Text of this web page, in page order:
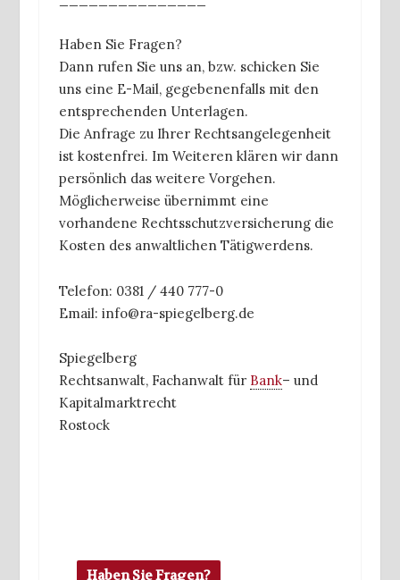
Haben Sie Fragen?
Dann rufen Sie uns an, bzw. schicken Sie
uns eine E-Mail, gegebenenfalls mit den
entsprechenden Unterlagen.
Die Anfrage zu Ihrer Rechtsangelegenheit
ist kostenfrei. Im Weiteren klären wir dann
persönlich das weitere Vorgehen.
Möglicherweise übernimmt eine
vorhandene Rechtsschutzversicherung die
Kosten des anwaltlichen Tätigwerdens.
Telefon: 0381 / 440 777-0
Email: info@ra-spiegelberg.de
Spiegelberg
Rechtsanwalt, Fachanwalt für Bank– und
Kapitalmarktrecht
Rostock
Haben Sie Fragen?